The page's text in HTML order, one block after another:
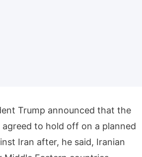
to hold off on a planned
Iran after, he said, Iranian
Middle Eastern countries